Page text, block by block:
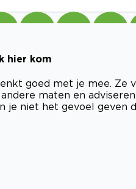
hier kom
goed met je mee. Ze
maten en
je niet het gevoel geven